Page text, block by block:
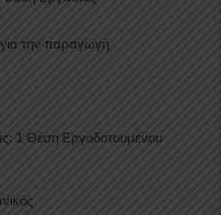
για την παραγωγή
1 Θέση Eργοδοτουμένου